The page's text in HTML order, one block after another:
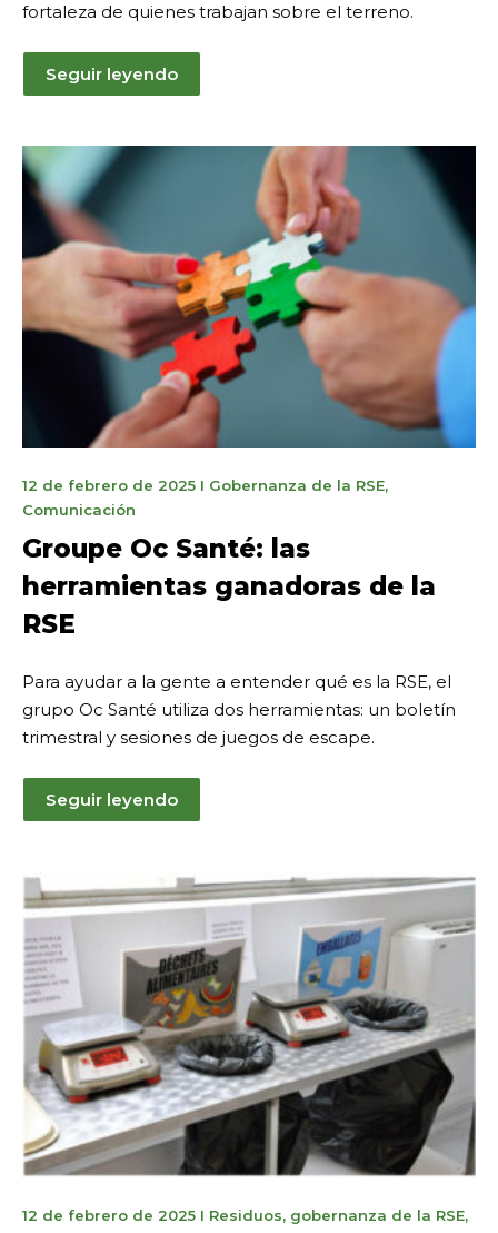
fortaleza de quienes trabajan sobre el terreno.
Seguir leyendo
12 de febrero de 20253
de
2025
I Gobernanza de la RSE,
Comunicación
Groupe Oc Santé: las
herramientas ganadoras de la
RSE
Para ayudar a la gente a entender qué es la RSE, el
grupo Oc Santé utiliza dos herramientas: un boletín
trimestral y sesiones de juegos de escape.
Seguir leyendo
12 de febrero de 20257I Residuos, gobernanza de la RSE,